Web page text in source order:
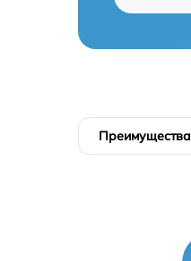
Преимущества